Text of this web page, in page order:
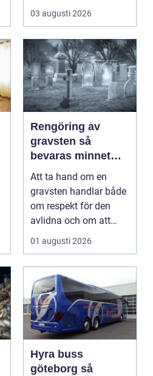
avgaser och påvä...
03 augusti 2026
Rengöring av
gravsten så
bevaras minnet
och stenen håller
längre
Att ta hand om en
gravsten handlar både
om respekt för den
avlidna och om att
bevara en viktig plats...
01 augusti 2026
Hyra buss
göteborg så